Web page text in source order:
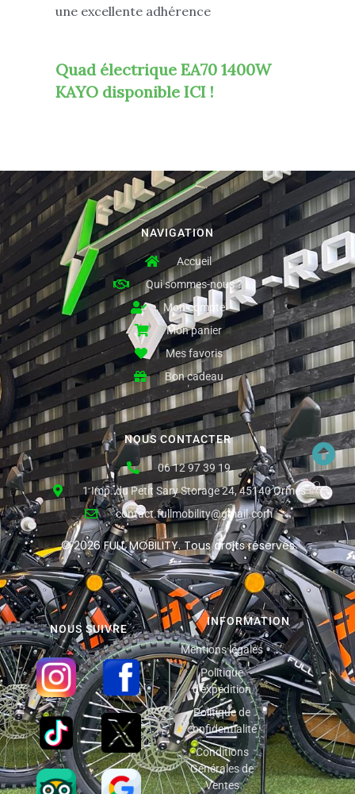
une excellente adhérence
Quad électrique EA70 1400W
KAYO disponible ICI !
NAVIGATION
Accueil
Qui sommes-nous ?
Mon compte
Mon panier
Mes favoris
Bon cadeau
NOUS CONTACTER
06 12 97 39 19
1 Imp. du Petit Sary Storage 24, 45140 Ormes
contact.fullmobility@gmail.com
© 2026 FULL MOBILITY. Tous droits réservés
NOUS SUIVRE
INFORMATION
Mentions légales
Politique
d'expédition
Politique de
confidentialité
Conditions
Générales de
Ventes